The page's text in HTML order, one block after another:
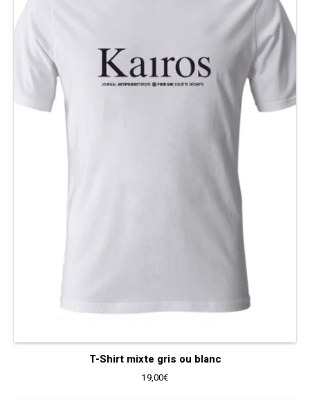
T-Shirt mixte gris ou blanc
19,00€